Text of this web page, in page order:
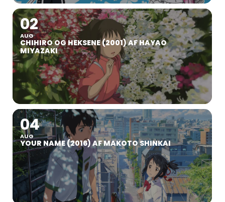
02
AUG
CHIHIRO OG HEKSENE (2001) AF HAYAO
MIYAZAKI
04
AUG
YOUR NAME (2016) AF MAKOTO SHINKAI